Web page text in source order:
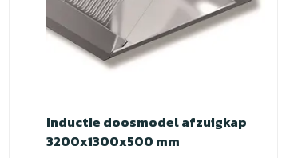
Inductie doosmodel afzuigkap
3200x1300x500 mm